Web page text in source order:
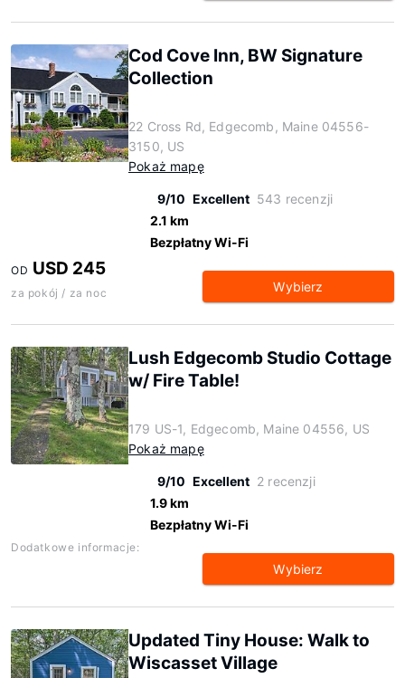
Cod Cove Inn, BW Signature
Collection
22 Cross Rd, Edgecomb, Maine 04556-
3150, US
Pokaż mapę
9/10 Excellent 543 recenzji
2.1 km
Bezpłatny Wi-Fi
OD USD 245
za pokój / za noc Wybierz
Lush Edgecomb Studio Cottage
w/ Fire Table!
179 US-1, Edgecomb, Maine 04556, US
Pokaż mapę
9/10 Excellent 2 recenzji
1.9 km
Bezpłatny Wi-Fi
Dodatkowe informacje:
Wybierz
Updated Tiny House: Walk to
Wiscasset Village